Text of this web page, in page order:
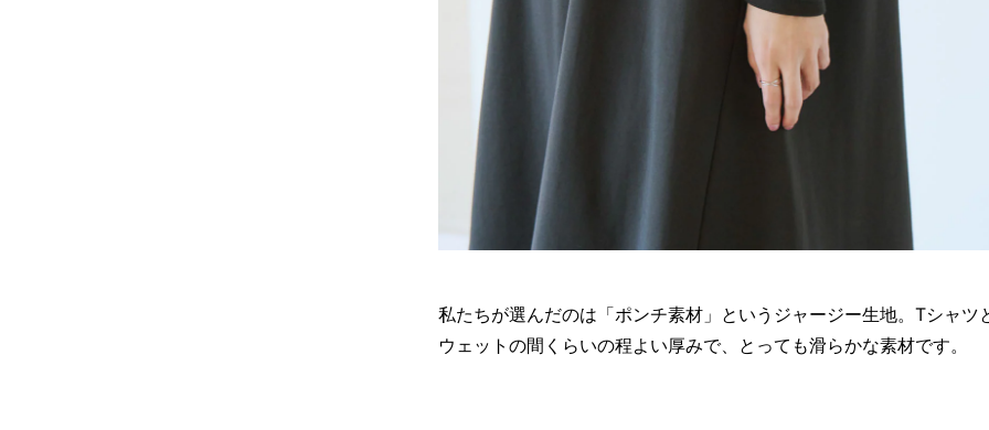
私たちが選んだのは「ポンチ素材」というジャージー生地。Tシャツ
ウェットの間くらいの程よい厚みで、とっても滑らかな素材です。